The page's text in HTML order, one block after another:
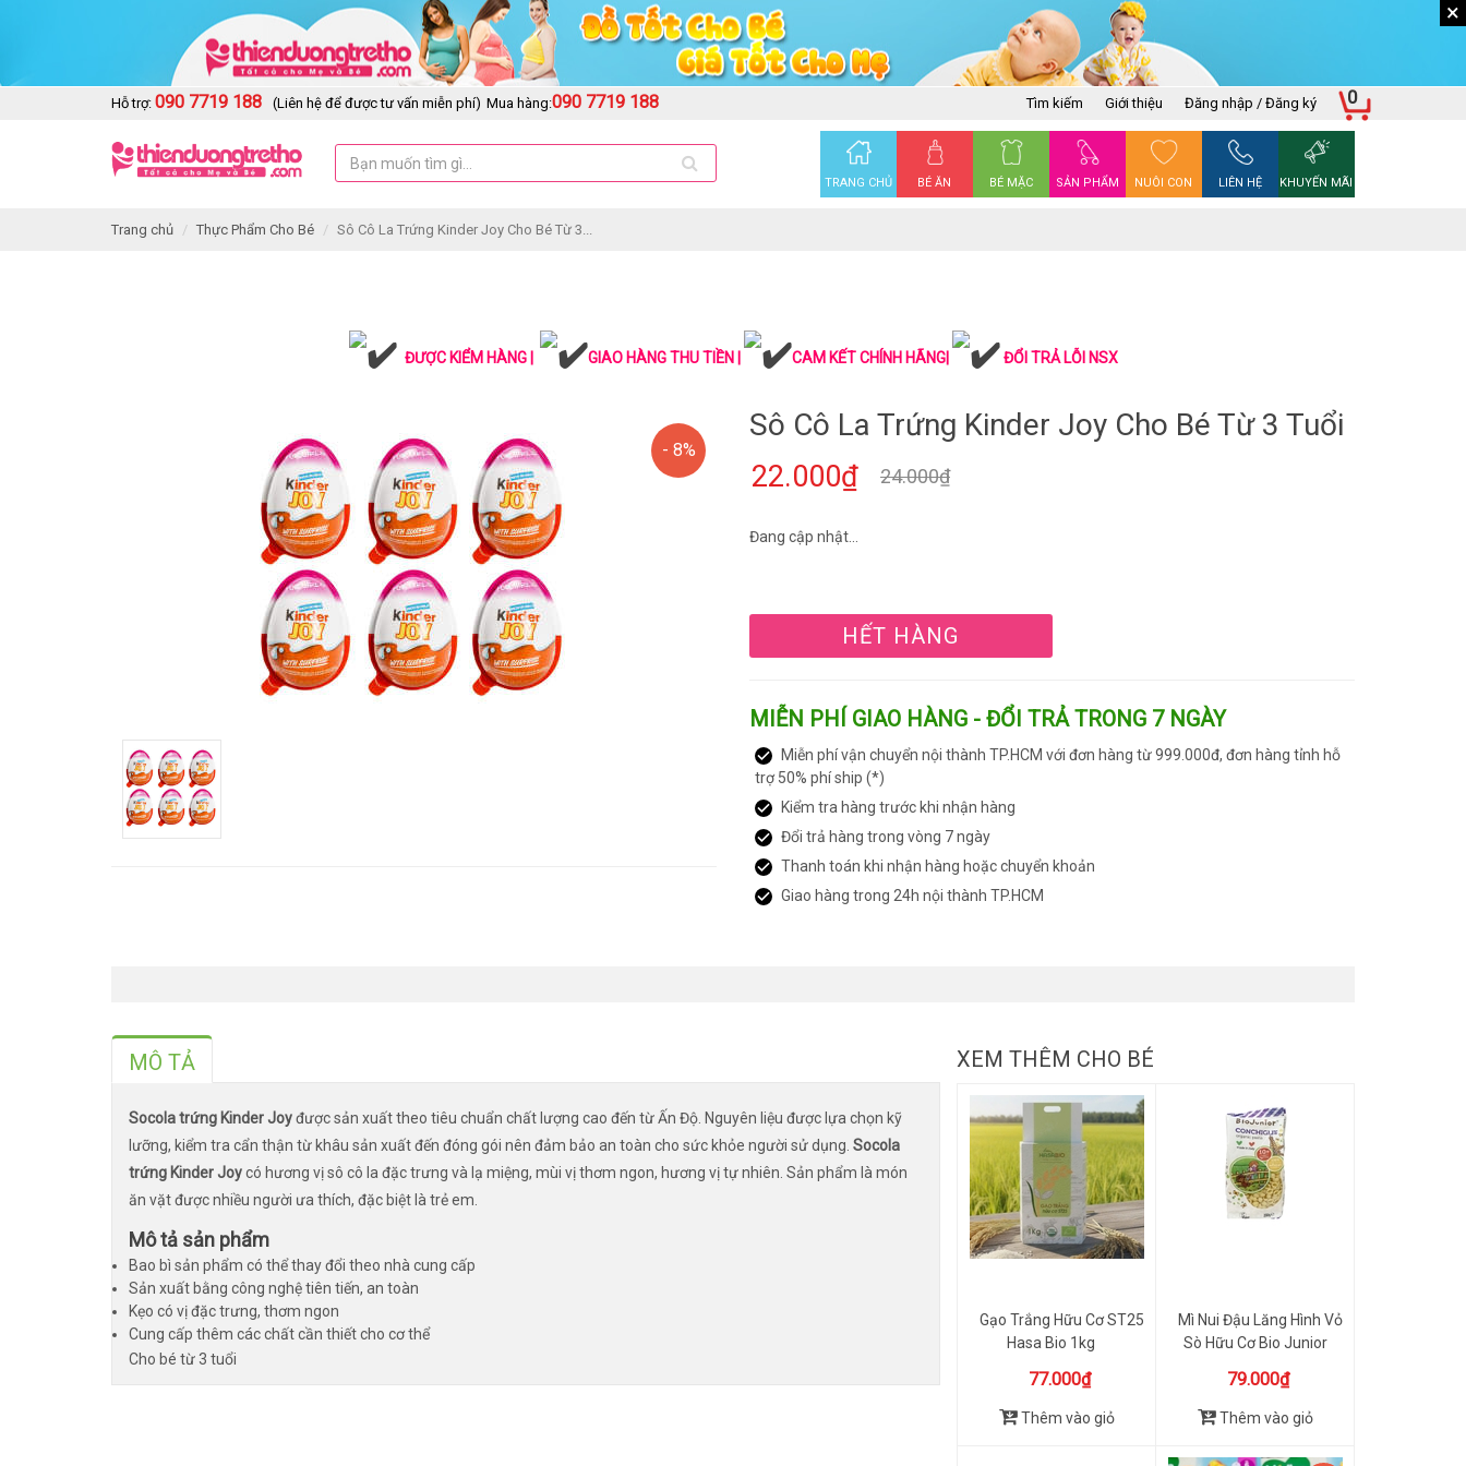
×
Hỗ trợ: 090 7719 188 (Liên hệ để được tư vấn miễn phí) Mua hàng:090 7719 188 Tìm kiếm Giới thiệu Đăng nhập / Đăng ký
TRANG CHỦ BÉ ĂN BÉ MẶC SẢN PHẨM NUÔI CON LIÊN HỆ KHUYẾN MÃI
0
Trang chủ Thực Phẩm Cho Bé Sô Cô La Trứng Kinder Joy Cho Bé Từ 3...
ĐƯỢC KIỂM HÀNG | GIAO HÀNG THU TIỀN | CAM KẾT CHÍNH HÃNG| ĐỔI TRẢ LỖI NSX
- 8%
Sô Cô La Trứng Kinder Joy Cho Bé Từ 3 Tuổi
22.000₫ 24.000₫
Đang cập nhật...
HẾT HÀNG
MIỄN PHÍ GIAO HÀNG - ĐỔI TRẢ TRONG 7 NGÀY
Miễn phí vận chuyển nội thành TP.HCM với đơn hàng từ 999.000đ, đơn hàng tỉnh hỗ
trợ 50% phí ship (*)
Kiểm tra hàng trước khi nhận hàng
Đổi trả hàng trong vòng 7 ngày
Thanh toán khi nhận hàng hoặc chuyển khoản
Giao hàng trong 24h nội thành TP.HCM
MÔ TẢ
Socola trứng Kinder Joy​được sản xuất theo tiêu chuẩn chất lượng cao đến từ Ấn Độ. Nguyên liệu được lựa chọn kỹ
lưỡng, kiểm tra cẩn thận từ khâu sản xuất đến đóng gói nên đảm bảo an toàn cho sức khỏe người sử dụng. Socola
trứng Kinder Joycó hương vị sô cô la đặc trưng và lạ miệng, mùi vị thơm ngon, hương vị tự nhiên. Sản phẩm là món
ăn vặt được nhiều người ưa thích, đặc biệt là trẻ em.
Mô tả sản phẩm
Bao bì sản phẩm có thể thay đổi theo nhà cung cấp
Sản xuất bằng công nghệ tiên tiến, an toàn
Kẹo có vị đặc trưng, thơm ngon
Cung cấp thêm các chất cần thiết cho cơ thể
Cho bé từ 3 tuổi
XEM THÊM CHO BÉ
Gạo Trắng Hữu Cơ ST25
Hasa Bio 1kg
77.000₫
Thêm vào giỏ
Mì Nui Đậu Lăng Hình Vỏ
Sò Hữu Cơ Bio Junior
79.000₫
Thêm vào giỏ